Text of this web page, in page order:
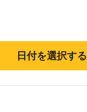
日付を選択する